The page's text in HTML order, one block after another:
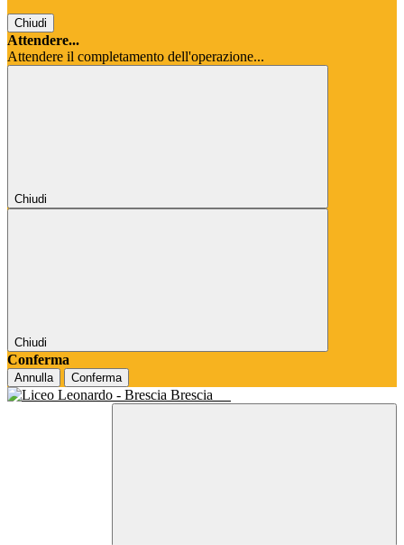
Chiudi
Attendere...
Attendere il completamento dell'operazione...
Chiudi
Chiudi
Conferma
Annulla Conferma
Brescia